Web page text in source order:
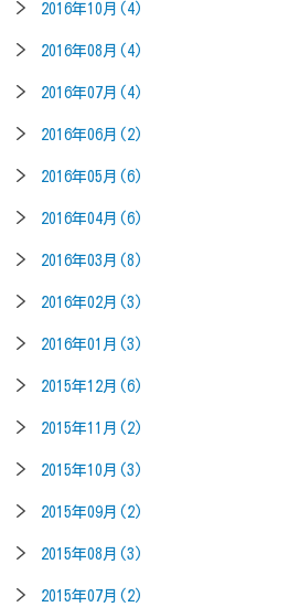
2016年10月(4)
2016年08月(4)
2016年07月(4)
2016年06月(2)
2016年05月(6)
2016年04月(6)
2016年03月(8)
2016年02月(3)
2016年01月(3)
2015年12月(6)
2015年11月(2)
2015年10月(3)
2015年09月(2)
2015年08月(3)
2015年07月(2)